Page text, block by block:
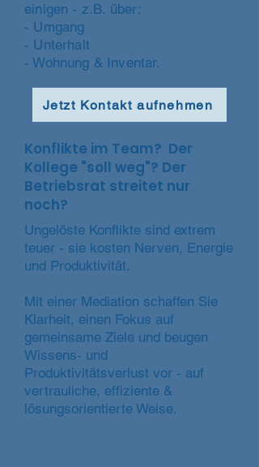
einigen - z.B. über:
- Umgang
- Unterhalt
- Wohnung & Inventar.
Jetzt Kontakt aufnehmen
Konflikte im Team? Der
Kollege "soll weg"? Der
Betriebsrat streitet nur
noch?
Ungelöste Konflikte sind extrem
teuer - sie kosten Nerven, Energie
und Produktivität.
Mit einer Mediation schaffen Sie
Klarheit, einen Fokus auf
gemeinsame Ziele und beugen
Wissens- und
Produktivitätsverlust vor - auf
vertrauliche, effiziente &
lösungsorientierte Weise.